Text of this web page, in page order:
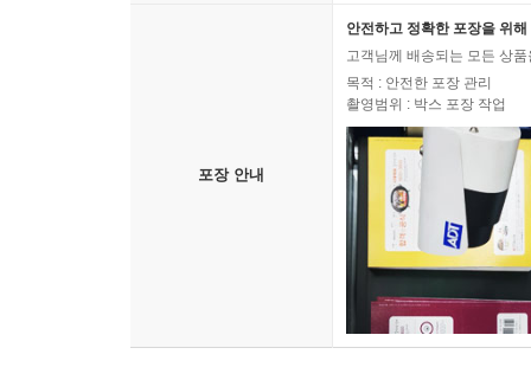
포장 안내
안전하고 정확한 포장을 위
고객님께 배송되는 모든 상
목적 : 안전한 포장 관리
촬영범위 : 박스 포장 작업